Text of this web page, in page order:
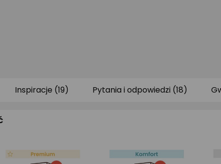
Inspiracje (19) Pytania i odpowiedzi (18)